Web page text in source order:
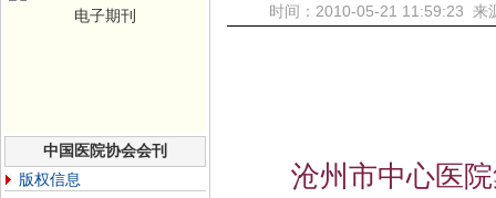
电子期刊
中国医院协会会刊
版权信息
时间：2010-05-21 11:59:23 来
沧州市中心医院